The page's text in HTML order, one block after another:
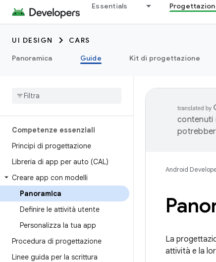
Essentials
UI DESIGN
CARS
Panoramica
Guide Kit di progettazione
Competenze essenziali
Principi di progettazione
Libreria di app per auto (CAL)
Creare app con modelli
Panoramica
Definire le attività utente
Personalizza la tua app
Procedura di progettazione
Linee guida per la scrittura
contenuti
Android
La
attività e la